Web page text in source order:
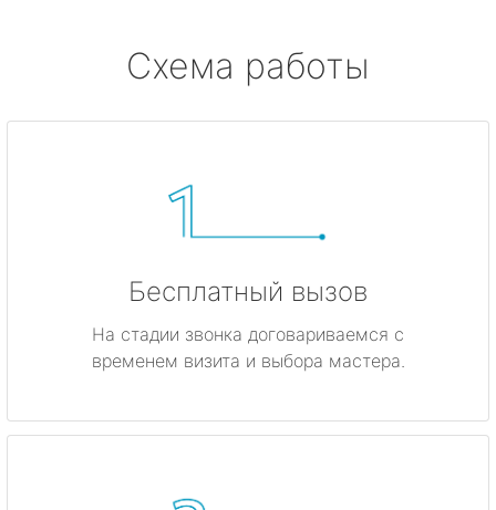
Схема работы
Бесплатный вызов
На стадии звонка договариваемся с
временем визита и выбора мастера.